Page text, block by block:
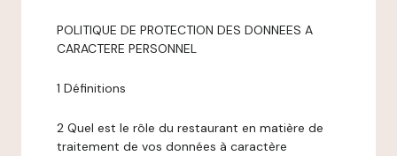
POLITIQUE DE PROTECTION DES DONNEES A
CARACTERE PERSONNEL
1 Définitions
2 Quel est le rôle du restaurant en matière de
traitement de vos données à caractère